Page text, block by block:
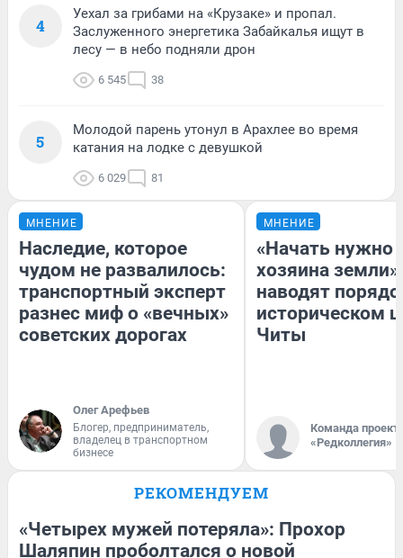
4
Уехал за грибами на «Крузаке» и пропал.
Заслуженного энергетика Забайкалья ищут в
лесу — в небо подняли дрон
6 545 38
5
Молодой парень утонул в Арахлее во время
катания на лодке с девушкой
6 029 81
МНЕНИЕ
Наследие, которое
чудом не развалилось:
транспортный эксперт
разнес миф о «вечных»
советских дорогах
Олег Арефьев
Блогер, предприниматель,
владелец в транспортном
бизнесе
МНЕНИЕ
«Начать нужно
хозяина
наводят
историческом
Читы
Команда
«Редколлегия»
РЕКОМЕНДУЕМ
«Четырех мужей потеряла»: Прохор
Шаляпин проболтался о новой